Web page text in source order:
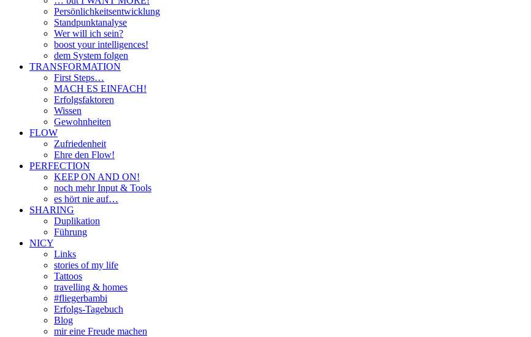
Persönlichkeitsentwicklung
Standpunktanalyse
Wer will ich sein?
boost your intelligences!
dem System folgen
TRANSFORMATION
First Steps…
MACH ES EINFACH!
Erfolgsfaktoren
Wissen
Gewohnheiten
FLOW
Zufriedenheit
Ehre den Flow!
PERFECTION
KEEP ON AND ON!
noch mehr Input & Tools
es hört nie auf…
SHARING
Duplikation
Führung
NICY
Links
stories of my life
Tattoos
travelling & homes
#fliegerbambi
Erfolgs-Tagebuch
Blog
mir eine Freude machen